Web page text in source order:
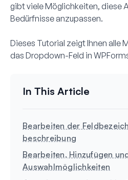
gibt viele Möglichkeiten, diese
Bedürfnisse anzupassen.
Dieses Tutorial zeigt Ihnen alle
das Dropdown-Feld in
Bearbeiten der
beschreibung
Bearbeiten, Hinzufügen
Auswahlmöglichkeiten